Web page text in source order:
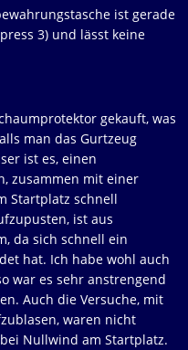
ist gerade
3) und lässt keine
gekauft, was
man das Gurtzeug
ist es, einen
zusammen mit einer
Startplatz schnell
ist aus
da sich schnell ein
hat. Ich habe wohl auch
war es sehr anstrengend
Auch die Versuche, mit
waren nicht
Nullwind am Startplatz.